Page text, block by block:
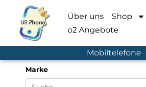
Über uns Shop
o2 Angebote
Mobiltelefone
Marke